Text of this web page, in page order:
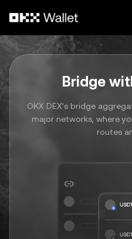
Bridge
OKX DEX’s bridge
major networks, where
routes